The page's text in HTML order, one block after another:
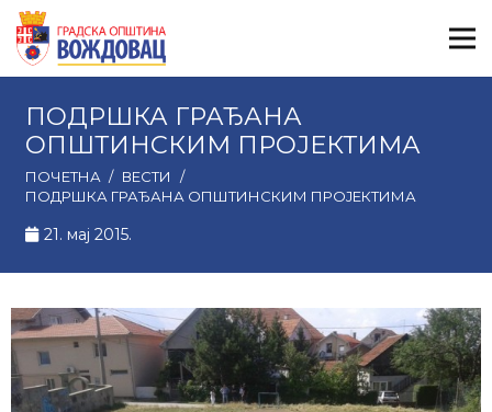
ПОДРШКА ГРАЂАНА
ОПШТИНСКИМ ПРОЈЕКТИМА
ПОЧЕТНА / ВЕСТИ
/
ПОДРШКА ГРАЂАНА ОПШТИНСКИМ ПРОЈЕКТИМА
21. мај 2015.